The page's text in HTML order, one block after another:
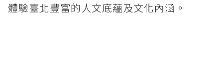
體驗臺北豐富的人文底蘊及文化內涵。